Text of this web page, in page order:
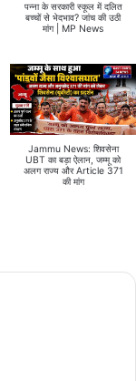
पन्ना के सरकारी स्कूल में दलित
बच्चों से भेदभाव? जांच की उठी
मांग | MP News
Jammu News: शिवसेना
UBT का बड़ा ऐलान, जम्मू को
अलग राज्य और Article 371
की मांग